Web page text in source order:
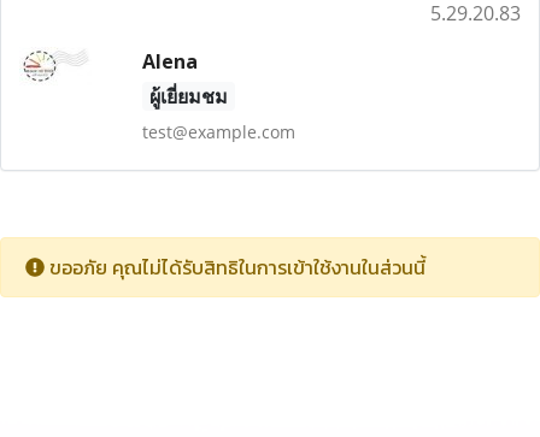
5.29.20.83
Alena
ผู้เยี่ยมชม
test@example.com
ขออภัย คุณไม่ได้รับสิทธิในการเข้าใช้งานในส่วนนี้